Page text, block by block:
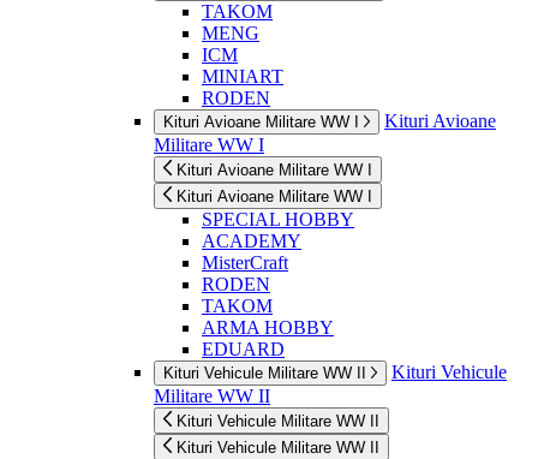
TAKOM
MENG
ICM
MINIART
RODEN
Kituri Avioane Militare WW I
Kituri Avioane
Militare WW I
Kituri Avioane Militare WW I
Kituri Avioane Militare WW I
SPECIAL HOBBY
ACADEMY
MisterCraft
RODEN
TAKOM
ARMA HOBBY
EDUARD
Kituri Vehicule Militare WW II
Kituri Vehicule
Militare WW II
Kituri Vehicule Militare WW II
Kituri Vehicule Militare WW II